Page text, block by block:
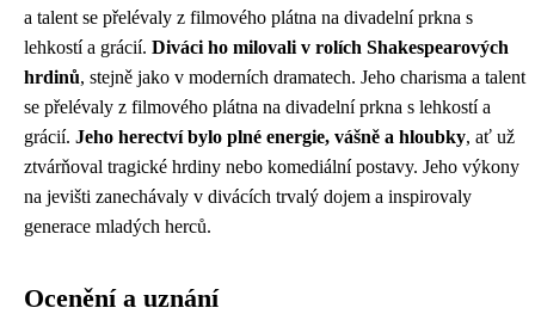
a talent se přelévaly z filmového plátna na divadelní prkna s
lehkostí a grácií. Diváci ho milovali v rolích Shakespearových
hrdinů, stejně jako v moderních dramatech. Jeho charisma a talent
se přelévaly z filmového plátna na divadelní prkna s lehkostí a
grácií. Jeho herectví bylo plné energie, vášně a hloubky, ať už
ztvárňoval tragické hrdiny nebo komediální postavy. Jeho výkony
na jevišti zanechávaly v divácích trvalý dojem a inspirovaly
generace mladých herců.
Ocenění a uznání